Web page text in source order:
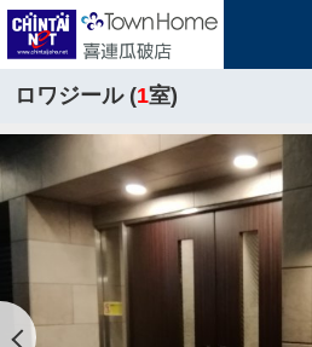
ロワジール (1室)